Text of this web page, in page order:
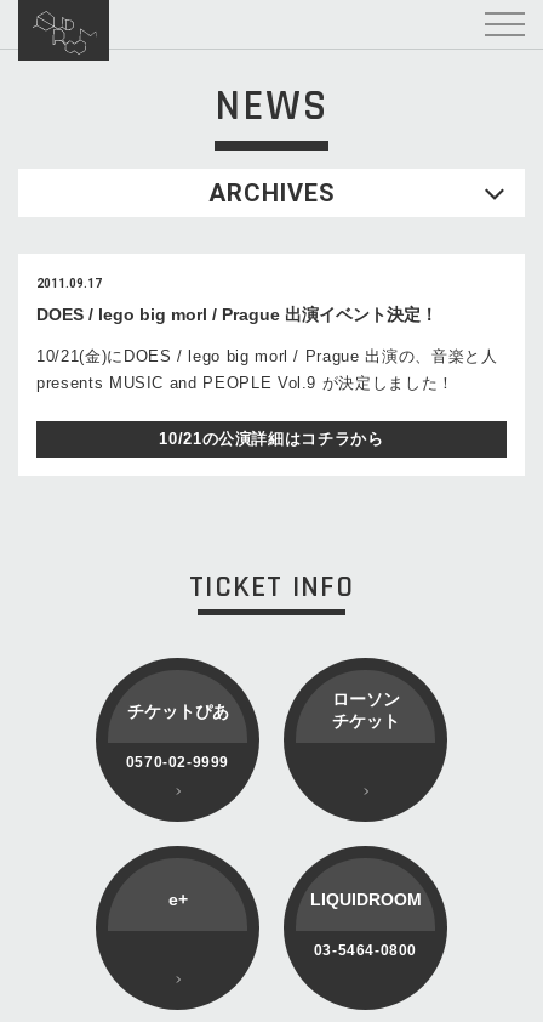
NEWS
ARCHIVES
2011.09.17
DOES / lego big morl / Prague 出演イベント決定！
10/21(金)にDOES / lego big morl / Prague 出演の、音楽と人
presents MUSIC and PEOPLE Vol.9 が決定しました！
10/21の公演詳細はコチラから
TICKET INFO
チケットぴあ
0570-02-9999
ローソン
チケット
e+ LIQUIDROOM
03-5464-0800